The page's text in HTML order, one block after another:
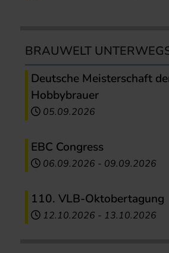
BRAUWELT
Deutsche Meisterschaft
Hobbybrauer
05.09.2026
EBC Congress
06.09.2026 - 09.09.2026
110. VLB-Oktobertagung
12.10.2026 - 13.10.2026